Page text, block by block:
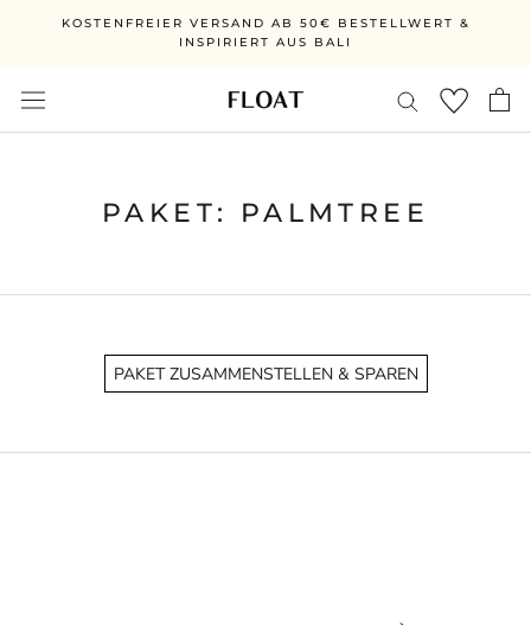
contenuto
KOSTENFREIER VERSAND AB 50€ BESTELLWERT &
INSPIRIERT AUS BALI
PAKET: PALMTREE
PAKET ZUSAMMENSTELLEN & SPAREN